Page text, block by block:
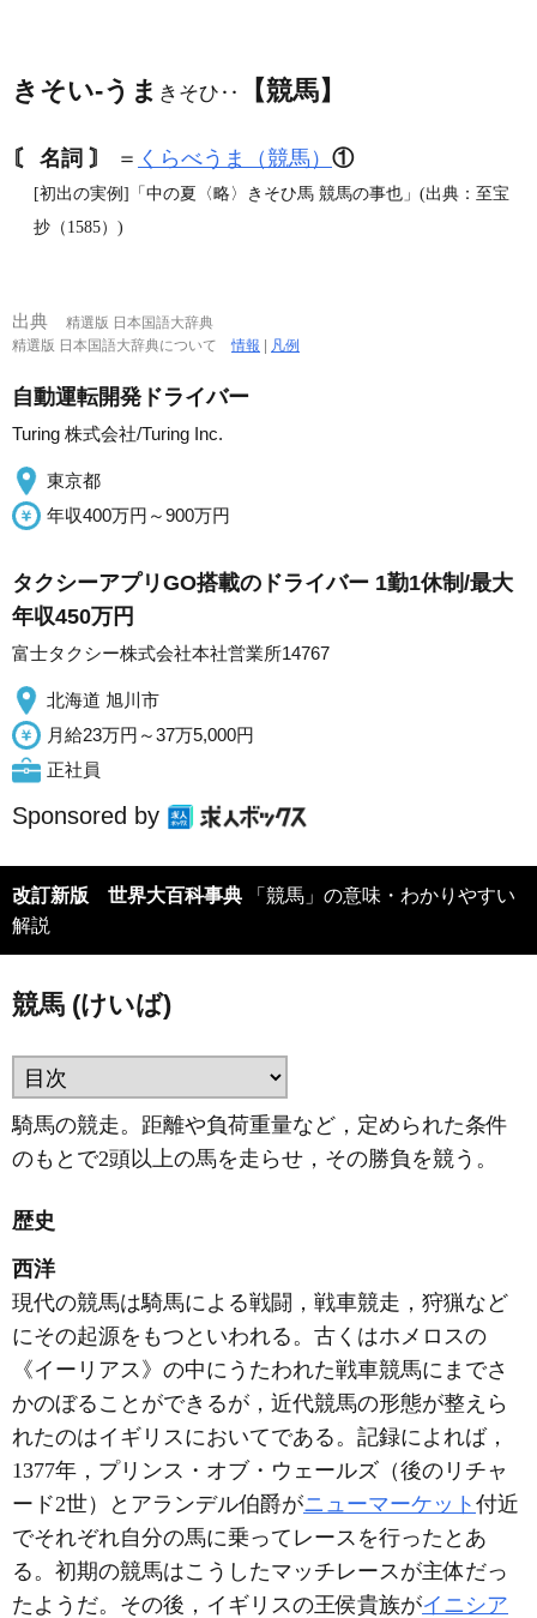
きそい‐うま きそひ‥ 【競馬】
〘 名詞 〙 ＝ くらべうま（競馬） ①
[初出の実例]「中の夏〈略〉きそひ馬 競馬の事也」(出典：至宝
抄（1585）)
出典
精選版 日本国語大辞典
精選版 日本国語大辞典について情報 凡例
自動運転開発ドライバー
Turing 株式会社/Turing Inc.
東京都
年収400万円～900万円
タクシーアプリGO搭載のドライバー 1勤1休制/最大
年収450万円
富士タクシー株式会社本社営業所14767
北海道 旭川市
月給23万円～37万5,000円
正社員
Sponsored by
改訂新版 世界大百科事典
解説
競馬 (けいば)
騎馬の競走。距離や負荷重量など，定められた条件
のもとで2頭以上の馬を走らせ，その勝負を競う。
歴史
西洋
現代の競馬は騎馬による戦闘，戦車競走，狩猟など
にその起源をもつといわれる。古くはホメロスの
《イーリアス》の中にうたわれた戦車競馬にまでさ
かのぼることができるが，近代競馬の形態が整えら
れたのはイギリスにおいてである。記録によれば，
1377年，プリンス・オブ・ウェールズ（後のリチャ
ード2世）とアランデル伯爵がニューマーケット 付近
でそれぞれ自分の馬に乗ってレースを行ったとあ
る。初期の競馬はこうしたマッチレースが主体だっ
たようだ。その後，イギリスの王侯貴族がイニシア